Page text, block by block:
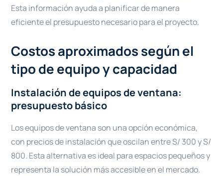
Esta información ayuda a planificar de manera
eficiente el presupuesto necesario para el proyecto.
Costos aproximados según el
tipo de equipo y capacidad
Instalación de equipos de ventana:
presupuesto básico
Los equipos de ventana son una opción económica,
con precios de instalación que oscilan entre S/ 300 y S/
800. Esta alternativa es ideal para espacios pequeños y
representa la solución más accesible en el mercado.